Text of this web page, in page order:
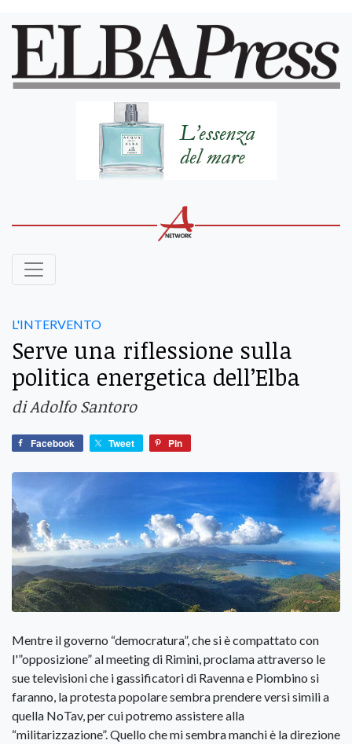
L'INTERVENTO
Serve una riflessione sulla
politica energetica dell’Elba
di Adolfo Santoro
Facebook Tweet Pin
Mentre il governo “democratura”, che si è compattato con
l'”opposizione” al meeting di Rimini, proclama attraverso le
sue televisioni che i gassificatori di Ravenna e Piombino si
faranno, la protesta popolare sembra prendere versi simili a
quella NoTav, per cui potremo assistere alla
“militarizzazione”. Quello che mi sembra manchi è la direzione